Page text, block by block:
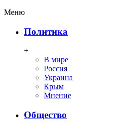
Меню
Политика
+
В мире
Россия
Украина
Крым
Мнение
Общество